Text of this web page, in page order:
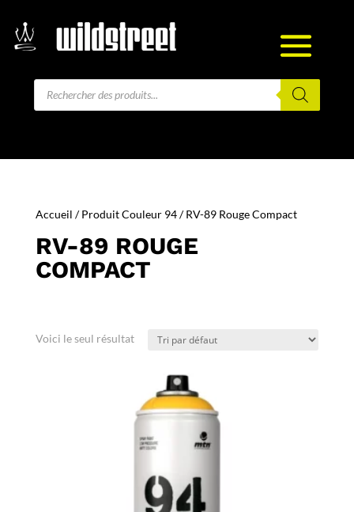
Recherche
Accueil / Produit Couleur 94 / RV-89 Rouge Compact
RV-89 ROUGE
COMPACT
Voici le seul résultat